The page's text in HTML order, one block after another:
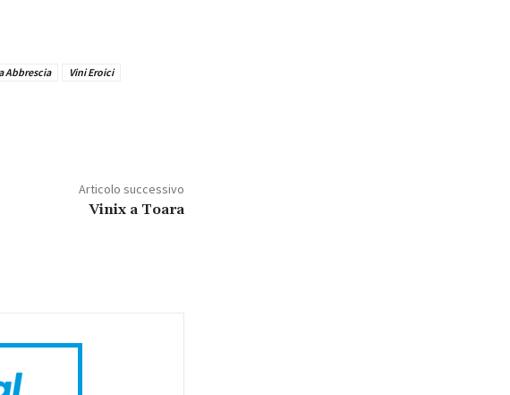
Abbrescia Vini Eroici
Articolo successivo
Vinix a Toara